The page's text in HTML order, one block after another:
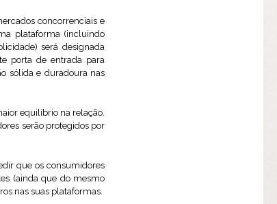
concorrenciais e
plataforma (incluindo
será designada
porta de entrada para
sólida e duradoura nas
equilíbrio na relação.
serão protegidos por
que os consumidores
(ainda que do mesmo
nas suas plataformas.